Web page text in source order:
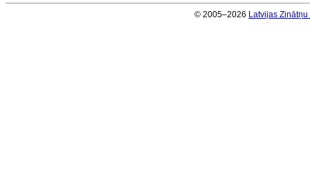
© 2005–2026 Latvijas